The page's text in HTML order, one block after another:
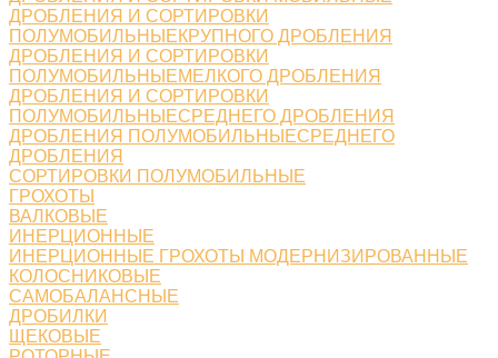
ДРОБЛЕНИЯ И СОРТИРОВКИ
ПОЛУМОБИЛЬНЫЕКРУПНОГО ДРОБЛЕНИЯ
ДРОБЛЕНИЯ И СОРТИРОВКИ
ПОЛУМОБИЛЬНЫЕМЕЛКОГО ДРОБЛЕНИЯ
ДРОБЛЕНИЯ И СОРТИРОВКИ
ПОЛУМОБИЛЬНЫЕСРЕДНЕГО ДРОБЛЕНИЯ
ДРОБЛЕНИЯ ПОЛУМОБИЛЬНЫЕСРЕДНЕГО
ДРОБЛЕНИЯ
СОРТИРОВКИ ПОЛУМОБИЛЬНЫЕ
ГРОХОТЫ
ВАЛКОВЫЕ
ИНЕРЦИОННЫЕ
ИНЕРЦИОННЫЕ ГРОХОТЫ МОДЕРНИЗИРОВАННЫЕ
КОЛОСНИКОВЫЕ
САМОБАЛАНСНЫЕ
ДРОБИЛКИ
ЩЕКОВЫЕ